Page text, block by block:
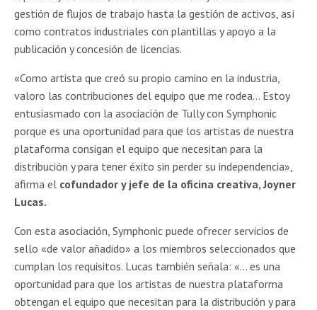
gestión de flujos de trabajo hasta la gestión de activos, así
como contratos industriales con plantillas y apoyo a la
publicación y concesión de licencias.
«Como artista que creó su propio camino en la industria,
valoro las contribuciones del equipo que me rodea… Estoy
entusiasmado con la asociación de Tully con Symphonic
porque es una oportunidad para que los artistas de nuestra
plataforma consigan el equipo que necesitan para la
distribución y para tener éxito sin perder su independencia»,
afirma el cofundador y jefe de la oficina creativa, Joyner
Lucas.
Con esta asociación, Symphonic puede ofrecer servicios de
sello «de valor añadido» a los miembros seleccionados que
cumplan los requisitos. Lucas también señala: «… es una
oportunidad para que los artistas de nuestra plataforma
obtengan el equipo que necesitan para la distribución y para